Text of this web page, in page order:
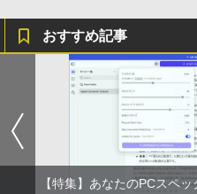
おすすめ記事
【特集】あなたのPCスペ